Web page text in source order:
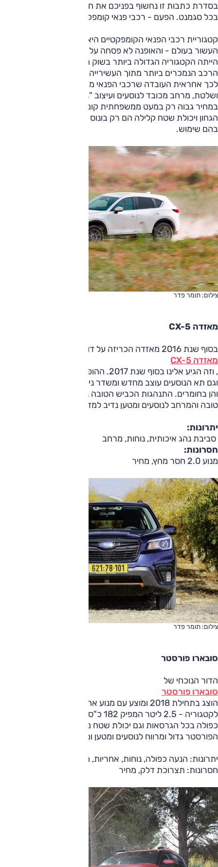
בסדרת כתבות זו נחשוף בפניכם את חמשת המועמדים הסופיים
בכל סגמנט. הפעם - רכבי פנאי קומפקטיים.
קטגוריית רכבי הפנאי הקומפקטיים היא אחת הצומחות ביותר של
העשור בעולם - והאופנה לא פסחה על ישראל. אשתקד למשל זו
הייתה הקטגוריה הגדולה ביותר בשוק המקומי ומחצית מכלי
הרכב הנמכרים ביותר מתוך העשירייה המובילה הגיעו ממנה.
לכך אחראית העובדה שרכבי הפנאי מציעים ישיבה גבוהה
ושלטת, מרחב מכובד לנוסעים ועיצוב "נכון" לתקופה - כל זאת
במחיר גבוה רק במעט ממשפחתית קומפקטית רגילה. מרווח
הגחון ויכולת שטח קלילה הם רק בונוס שרוב הלקוחות לא עושה
בהם שימוש.
צילום: תומר פדר
מאזדה CX-5
בסוף שנת 2016 מאזדה הכריזה על דור חדש של
מאזדה CX-5
, וזה הגיע אלינו בסוף שנת 2017. ההופעה מבחוץ עדכנית יותר,
וגם תא הנוסעים עוצב מחדש ומשדר ניחוח פרמיום - הן בנראות
והן בחומרים. התנהגות הכביש הטובה נשמרה, נוחות הנסיעה
טובה והמרחב לנוסעים ומטען נדיב למדי.
יתרונות:
סביבת נהג איכותית, נוחות, מרחב
חסרונות:
מנוע 2.0 חסר מחץ, מחיר
צילום: תומר פדר
סובארו פורסטר
הדור הנוכחי של
סובארו פורסטר
הוצג בתחילת 2018 ומוצע עם מנוע אחד, גדול וחזק יחסית
לקטגוריה - 2.5 ליטר המפיק 182 כ"ס. באופן ייחודי יש הנעה
כפולה בכל הגרסאות וגם יכולת שטח מכובדת ביחס לקטגוריה.
הפורסטר גדול ומרווח לנוסעים ומטען ומציע נוחות נסיעה טובה.
יתרונות: הנעה כפולה, נוחות, אחריות, מערכות בטיחות
חסרונות: תצרוכת דלק, מחיר